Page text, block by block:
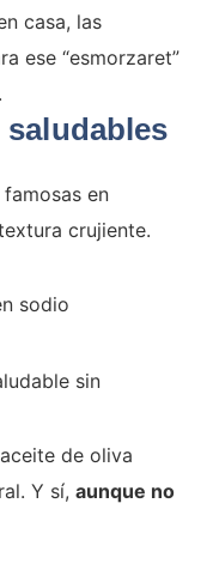
casa, las
ese “esmorzaret”
famosas en
crujiente.
sodio
sin
de oliva
Y sí, aunque no